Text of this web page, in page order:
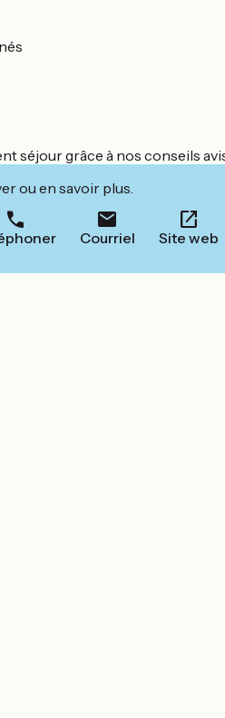
séjour grâce à nos conseils
ou en savoir plus.
Courriel Site web